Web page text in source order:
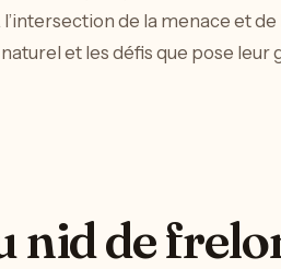
de la menace et
et les défis que pose leur
nid de